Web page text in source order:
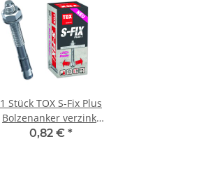
1 Stück TOX S-Fix Plus
Bolzenanker verzinkt
M12x110/18+33
0,82 € *